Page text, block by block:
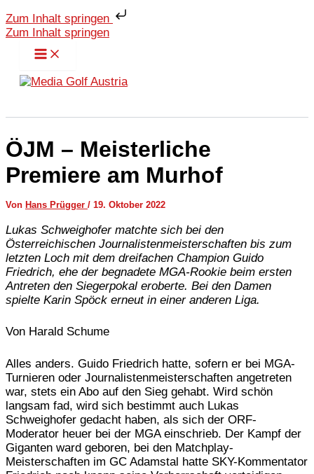
Zum Inhalt springen
Zum Inhalt springen
ÖJM – Meisterliche
Premiere am Murhof
Von Hans Prügger / 19. Oktober 2022
Lukas Schweighofer matchte sich bei den
Österreichischen Journalistenmeisterschaften bis zum
letzten Loch mit dem dreifachen Champion Guido
Friedrich, ehe der begnadete MGA-Rookie beim ersten
Antreten den Siegerpokal eroberte. Bei den Damen
spielte Karin Spöck erneut in einer anderen Liga.
Von Harald Schume
Alles anders. Guido Friedrich hatte, sofern er bei MGA-
Turnieren oder Journalistenmeisterschaften angetreten
war, stets ein Abo auf den Sieg gehabt. Wird schön
langsam fad, wird sich bestimmt auch Lukas
Schweighofer gedacht haben, als sich der ORF-
Moderator heuer bei der MGA einschrieb. Der Kampf der
Giganten ward geboren, bei den Matchplay-
Meisterschaften im GC Adamstal hatte SKY-Kommentator